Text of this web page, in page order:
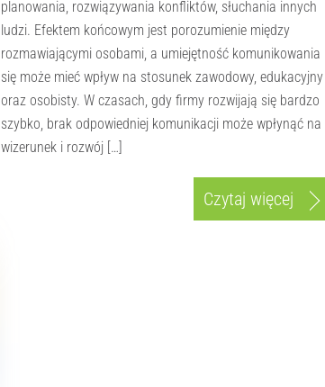
planowania, rozwiązywania konfliktów, słuchania innych
ludzi. Efektem końcowym jest porozumienie między
rozmawiającymi osobami, a umiejętność komunikowania
się może mieć wpływ na stosunek zawodowy, edukacyjny
oraz osobisty. W czasach, gdy firmy rozwijają się bardzo
szybko, brak odpowiedniej komunikacji może wpłynąć na
wizerunek i rozwój […]
Czytaj więcej